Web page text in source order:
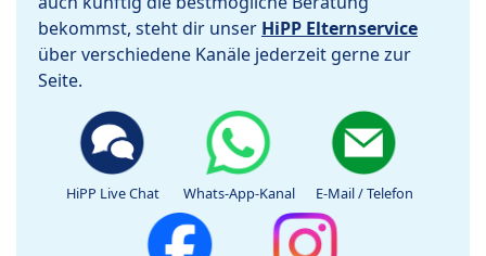
bekommst, steht dir unser HiPP Elternservice
über verschiedene Kanäle jederzeit gerne zur
Seite.
HiPP Live Chat Whats-App-Kanal E-Mail / Telefon